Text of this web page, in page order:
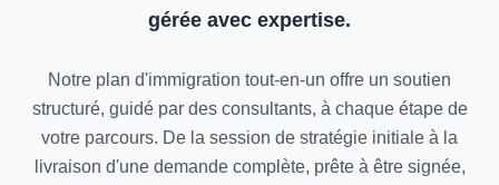
gérée avec expertise.
Notre plan d'immigration tout-en-un offre un soutien
structuré, guidé par des consultants, à chaque étape de
votre parcours. De la session de stratégie initiale à la
livraison d'une demande complète, prête à être signée,